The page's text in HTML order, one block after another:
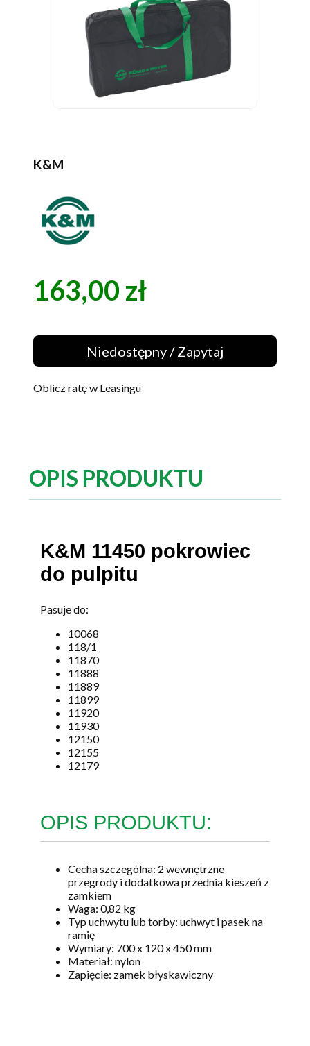
K&M
Cena
163,00 zł
Niedostępny / Zapytaj
Oblicz ratę w Leasingu
OPIS PRODUKTU
K&M 11450 pokrowiec
do pulpitu
Pasuje do:
10068
118/1
11870
11888
11889
11899
11920
11930
12150
12155
12179
OPIS PRODUKTU:
Cecha szczególna: 2 wewnętrzne
przegrody i dodatkowa przednia kieszeń z
zamkiem
Waga: 0,82 kg
Typ uchwytu lub torby: uchwyt i pasek na
ramię
Wymiary: 700 x 120 x 450 mm
Materiał: nylon
Zapięcie: zamek błyskawiczny